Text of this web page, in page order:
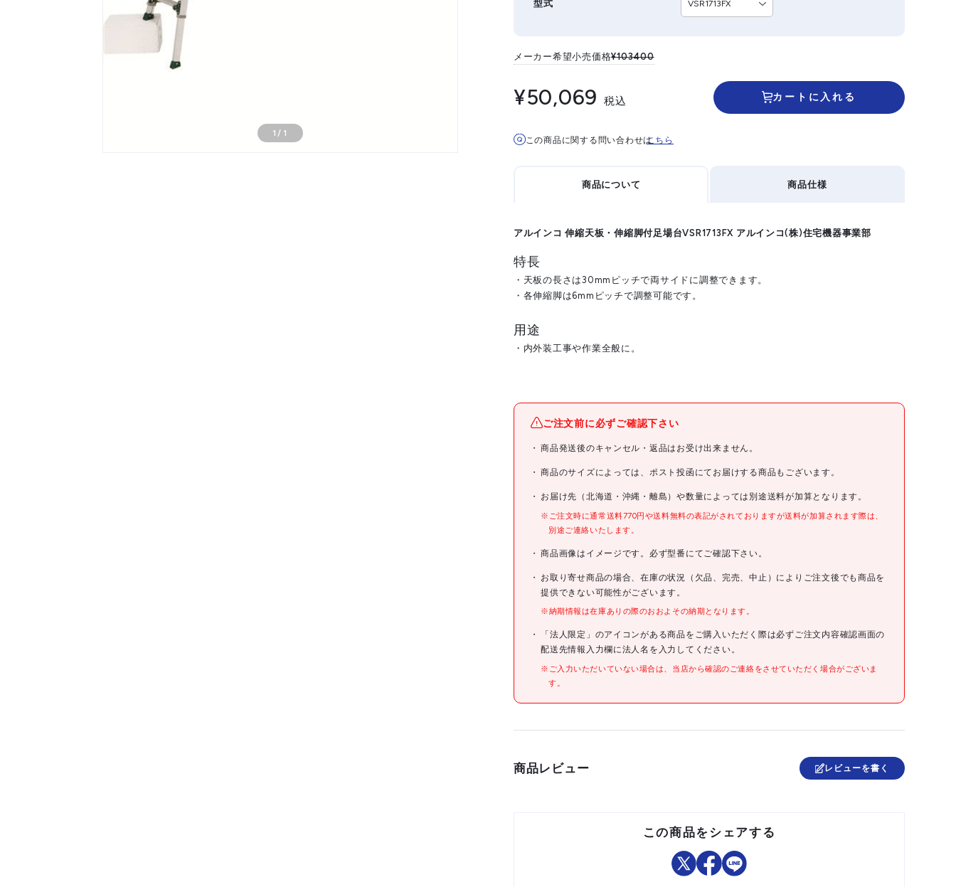
1 / 1
型式
メーカー希望小売価格¥103400
¥50,069 税込 カートに入れる
この商品に関する問い合わせはこちら
商品について
アルインコ 伸縮天板・伸縮脚付足場台VSR1713FX アルインコ(株)住宅機器事業部
特長
・天板の長さは30mmピッチで両サイドに調整できます。
・各伸縮脚は6mmピッチで調整可能です。
用途
・内外装工事や作業全般に。
商品仕様
ブランド名 アルインコ
商品名 アルインコ 伸縮天板・伸縮脚付足場台
型式 VSR1713FX
JANコード 4969182283174
仕様
●最大使用質量(kg):100
●天板寸法(mm):240×1180～1750
●脚部伸縮ピッチ(mm):6
●脚部最大伸縮幅(mm):395
●踏ざん間隔(mm):251
ご注文前に必ずご確認下さい
商品発送後のキャンセル・返品はお受け出来ません。
商品のサイズによっては、ポスト投函にてお届けする商品もございます。
お届け先（北海道・沖縄・離島）や数量によっては別途送料が加算となります。
※ご注文時に通常送料770円や送料無料の表記がされておりますが送料が加算されます際は、
別途ご連絡いたします。
商品画像はイメージです。必ず型番にてご確認下さい。
お取り寄せ商品の場合、在庫の状況（欠品、完売、中止）によりご注文後でも商品を
提供できない可能性がございます。
※納期情報は在庫ありの際のおおよその納期となります。
「法人限定」のアイコンがある商品をご購入いただく際は必ずご注文内容確認画面の
配送先情報入力欄に法人名を入力してください。
※ご入力いただいていない場合は、当店から確認のご連絡をさせていただく場合がございま
す。
商品レビュー レビューを書く
この商品をシェアする